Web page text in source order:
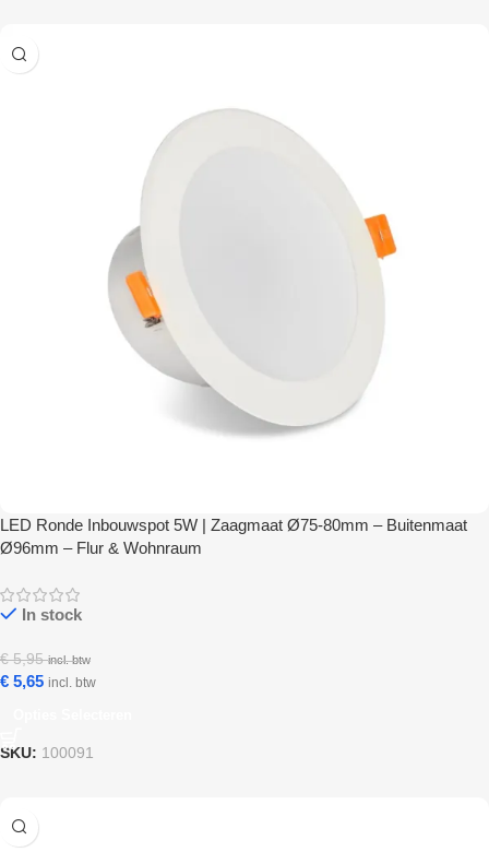
LED Ronde Inbouwspot 5W | Zaagmaat Ø75-80mm – Buitenmaat
Ø96mm – Flur & Wohnraum
In stock
€5,95 incl. btw
€ 5,65 incl. btw
SKU: 100091